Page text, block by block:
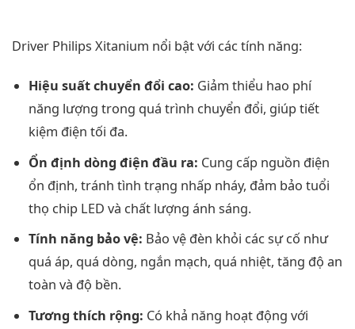
Driver Philips Xitanium nổi bật với các tính năng:
Hiệu suất chuyển đổi cao: Giảm thiểu hao phí
năng lượng trong quá trình chuyển đổi, giúp tiết
kiệm điện tối đa.
Ổn định dòng điện đầu ra: Cung cấp nguồn điện
ổn định, tránh tình trạng nhấp nháy, đảm bảo tuổi
thọ chip LED và chất lượng ánh sáng.
Tính năng bảo vệ: Bảo vệ đèn khỏi các sự cố như
quá áp, quá dòng, ngắn mạch, quá nhiệt, tăng độ an
toàn và độ bền.
Tương thích rộng: Có khả năng hoạt động với